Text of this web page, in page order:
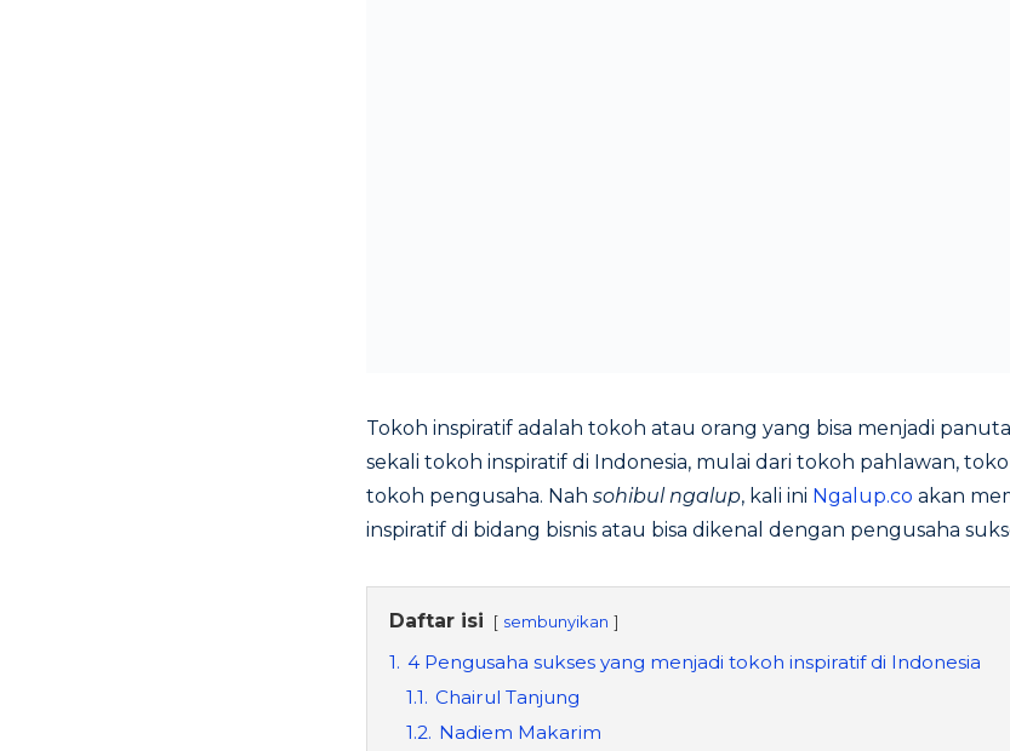
Tokoh inspiratif adalah tokoh atau orang yang bisa menjadi
sekali tokoh inspiratif di Indonesia, mulai dari tokoh pahlawan,
tokoh pengusaha. Nah sohibul ngalup, kali ini Ngalup.co akan
inspiratif di bidang bisnis atau bisa dikenal dengan pengusaha
Daftar isi sembunyikan
1. 4 Pengusaha sukses yang menjadi tokoh inspiratif di Indonesia
1.1. Chairul Tanjung
1.2. Nadiem Makarim